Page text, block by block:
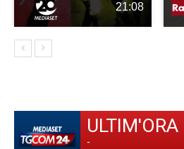
21:08
ULTIM'ORA
-